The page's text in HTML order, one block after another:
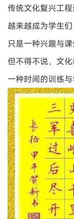
传统文化复兴工
越来越成为学生
只是一种兴趣与
但不得不说，文
一种时间的训练与